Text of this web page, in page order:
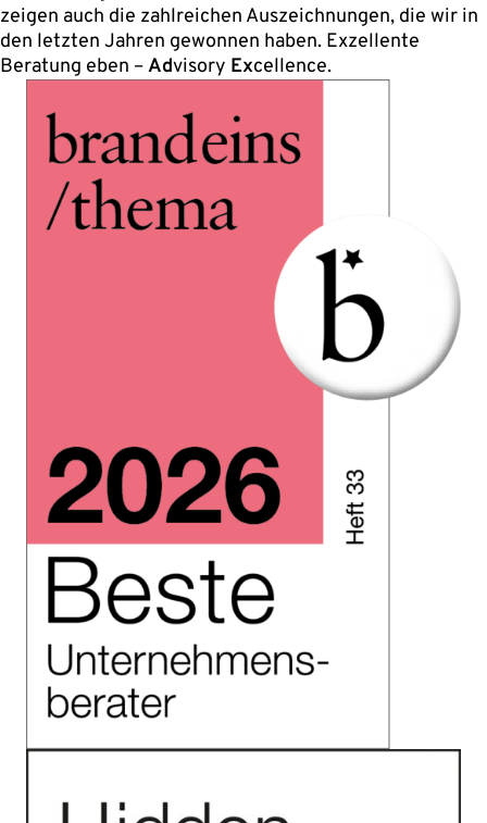
zeigen auch die zahlreichen Auszeichnungen, die wir in
den letzten Jahren gewonnen haben. Exzellente
Beratung eben –Advisory Excellence.